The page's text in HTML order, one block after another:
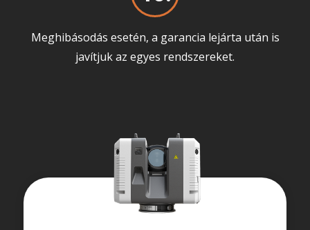
Meghibásodás esetén, a garancia lejárta után is
javítjuk az egyes rendszereket.